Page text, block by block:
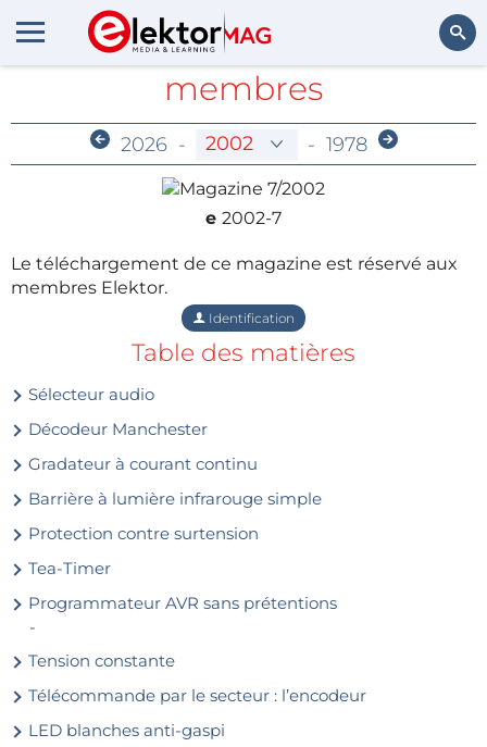
Archives réservées aux
membres
2026 - - 1978
e 2002-7
Le téléchargement de ce magazine est réservé aux
membres Elektor.
Identification
Table des matières
Sélecteur audio
Décodeur Manchester
Gradateur à courant continu
Barrière à lumière infrarouge simple
Protection contre surtension
Tea-Timer
Programmateur AVR sans prétentions
-
Tension constante
Télécommande par le secteur : l’encodeur
LED blanches anti-gaspi